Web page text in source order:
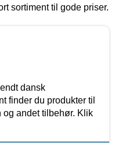
sortiment til gode priser.
dansk
finder du produkter til
og andet tilbehør. Klik